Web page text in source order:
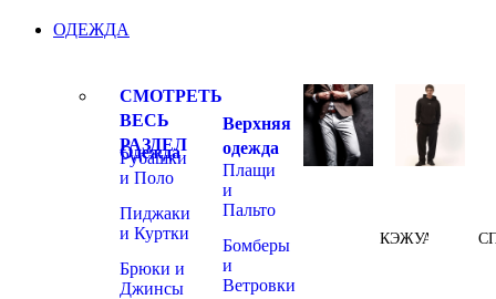
ОДЕЖДА
СМОТРЕТЬ
ВЕСЬ
РАЗДЕЛ
Одежда
Рубашки
и Поло
Пиджаки
и Куртки
Брюки и
Джинсы
Верхняя
одежда
Плащи
и
Пальто
Бомберы
и
Ветровки
КЭЖУАЛ